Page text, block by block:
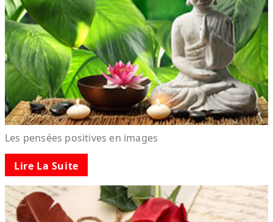
Les pensées positives en images
Lire La Suite